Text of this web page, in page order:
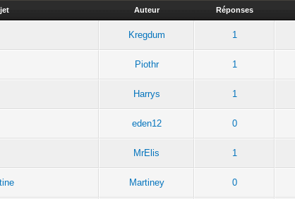
Auteur Réponses
Kregdum 1
Piothr 1
Harrys 1
eden12 0
MrElis 1
Martiney 0